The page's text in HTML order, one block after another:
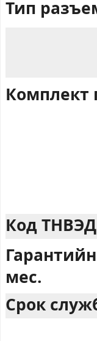
Тип
Комплект
Код ТНВЭД
мес.
Срок